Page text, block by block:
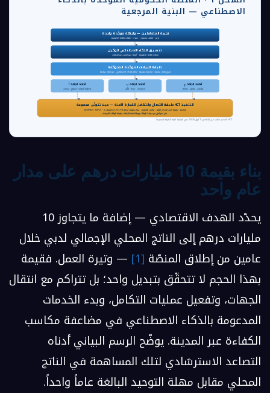
الاصطناعي — البنية المرجعية
تجربة المتعاملين — واجهة موحّدة واحدة
ويب · هاتف محمول · صوت · طلبات باللغة الطبيعية
تنسيق الذكاء الاصطناعي الوكيل
وكلاء باللغة الطبيعية · أتمتة سير العمل عبر الجهات
طبقة البيانات الموحّدة المحوكَمة
نسيج بيانات مشترك · واجهات برمجية · جاهز للذكاء الاصطناعي · حوكمة سيادية
أنظمة الجهة أ
تخطيط الموارد · تصاريح · سجلات
أنظمة الجهة ب
مدفوعات · صحة · تنقّل
أنظمة الجهة ج
تراخيص · مرافق · سلامة
طبقة الاتصال والتكامل المُدارة الآمنة — حيث تتولّى مجموعة HCT التنفيذ
SD-WAN · MPLS · شبكات 5G/LTE الخاصة · طبقة أمن انعدام الثقة · تكامل الأنظمة · مركز عمليات مُدار 24×7
نقل متوافق مع سيادة البيانات يربط أنظمة الجهات بطبقة البيانات الموحّدة
المصدر: مكتب دبي الإعلامي (1 أبريل 2026)؛ دبي الرقمية؛ البنية الحلولية لمجموعة HCT
بناء بقيمة 10 مليارات درهم على مدار
عام واحد
يحدّد الهدف الاقتصادي — إضافة ما يتجاوز10
مليارات درهمإلى الناتج المحلي الإجمالي لدبي خلال
عامين من إطلاق المنصّة [1]
— وتيرة العمل. فقيمة
بهذا الحجم لا تتحقّق بتبديل واحد؛ بل تتراكم مع انتقال
الجهات، وتفعيل عمليات التكامل، وبدء الخدمات
المدعومة بالذكاء الاصطناعي في مضاعفة مكاسب
الكفاءة عبر المدينة. يوضّح الرسم البياني أدناه
التصاعد الاسترشادي لتلك المساهمة في الناتج
المحلي مقابل مهلة التوحيد البالغة عاماً واحداً.